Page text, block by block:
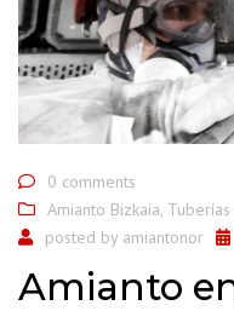
0 comments
Amianto Bizkaia,
posted by amiantonor
Amianto